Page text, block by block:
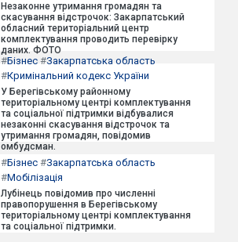
Незаконне утримання громадян та
скасування відстрочок: Закарпатський
обласний територіальний центр
комплектування проводить перевірку
даних. ФОТО
#Бізнес #Закарпатська область
#Кримінальний кодекс України
У Берегівському районному
територіальному центрі комплектування
та соціальної підтримки відбувалися
незаконні скасування відстрочок та
утримання громадян, повідомив
омбудсман.
#Бізнес #Закарпатська область
#Мобілізація
Лубінець повідомив про численні
правопорушення в Берегівському
територіальному центрі комплектування
та соціальної підтримки.